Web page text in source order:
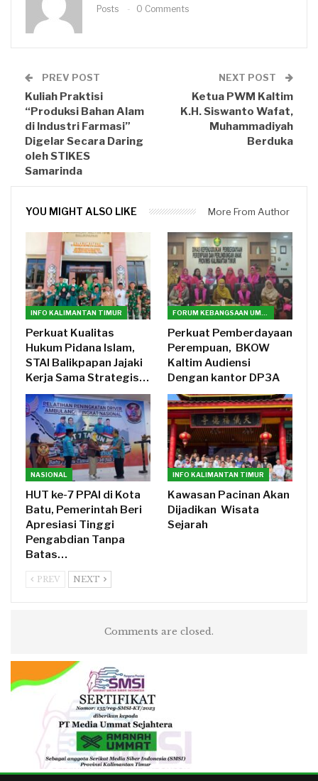
Posts
0 Comments
PREV POST
Kuliah Praktisi
“Produksi Bahan Alam
di Industri Farmasi”
Digelar Secara Daring
oleh STIKES
Samarinda
NEXT POST
Ketua PWM Kaltim
K.H. Siswanto Wafat,
Muhammadiyah
Berduka
YOU MIGHT ALSO LIKE More From Author
INFO KALIMANTAN TIMUR
Perkuat Kualitas
Hukum Pidana Islam,
STAI Balikpapan Jajaki
Kerja Sama Strategis…
Perkuat Pemberdayaan
Perempuan, BKOW
Kaltim Audiensi
Dengan kantor DP3A
NASIONAL
HUT ke-7 PPAI di Kota
Batu, Pemerintah Beri
Apresiasi Tinggi
Pengabdian Tanpa
Batas…
INFO KALIMANTAN TIMUR
Kawasan Pacinan Akan
Dijadikan Wisata
Sejarah
PREV NEXT
Comments are closed.